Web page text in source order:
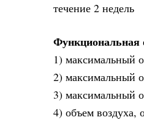
течение 2 недель
Функциональная
1) максимальный
2) максимальный
3) максимальный
4) объем воздуха,